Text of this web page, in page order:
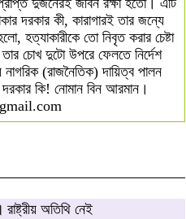
দরকার কী, কারাগারই তার জন্যে
হত্যাকারীকে তো নিবৃত করার চেষ্টা
চোখ দুটো উপরে ফেলতে নির্দেশ
(রাজনৈতিক) দায়িত্ব পালন
কি! নোমান বিন আরমান।
অতিথি নেই